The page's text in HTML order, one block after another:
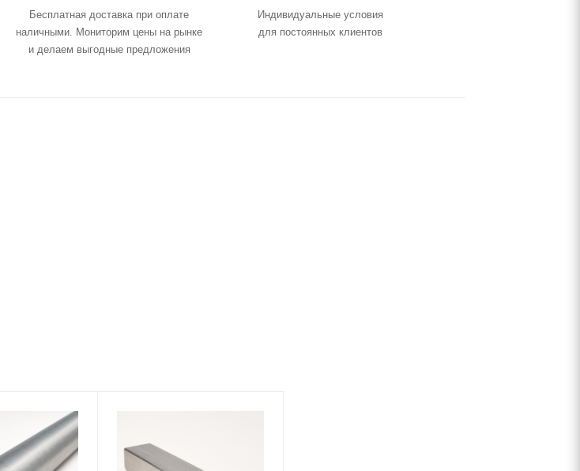
Бесплатная доставка при оплате
наличными. Мониторим цены на рынке
и делаем выгодные предложения
Индивидуальные условия
для постоянных клиентов